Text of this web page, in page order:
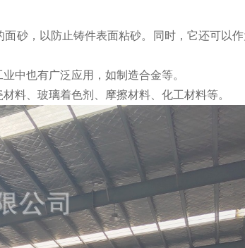
砂，以防止铸件表面粘砂。同时，它还可以
中也有广泛应用，如制造合金等‌。
料、玻璃着色剂、摩擦材料、化工材料等‌。